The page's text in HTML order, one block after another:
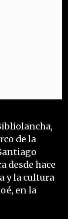
de la
desde hace
y la cultura
en la